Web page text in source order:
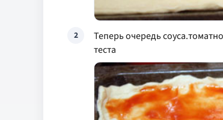
2
Теперь очередь
теста